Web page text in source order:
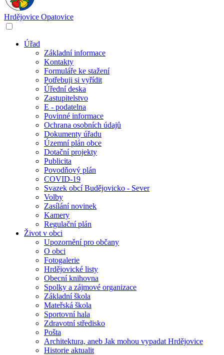
Hrdějovice Opatovice
Úřad
Základní informace
Kontakty
Formuláře ke stažení
Potřebuji si vyřídit
Úřední deska
Zastupitelstvo
E - podatelna
Povinné informace
Ochrana osobních údajů
Dokumenty úřadu
Územní plán obce
Dotační projekty
Publicita
Povodňový plán
COVID-19
Svazek obcí Budějovicko - Sever
Volby
Zasílání novinek
Kamery
Regulační plán
Život v obci
Upozornění pro občany
O obci
Fotogalerie
Hrdějovické listy
Obecní knihovna
Spolky a zájmové organizace
Základní škola
Mateřská škola
Sportovní hala
Zdravotní středisko
Pošta
Architektura, aneb Jak mohou vypadat Hrdějovice
Historie aktualit